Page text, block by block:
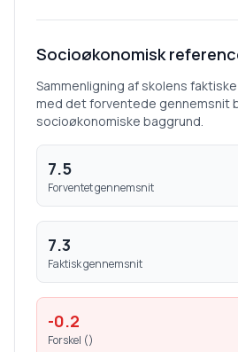
Socioøkonomisk
Sammenligning af skolens
med det forventede gennemsnit
socioøkonomiske baggrund.
7.5
Forventet gennemsnit
7.3
Faktisk gennemsnit
-0.2
Forskel ()